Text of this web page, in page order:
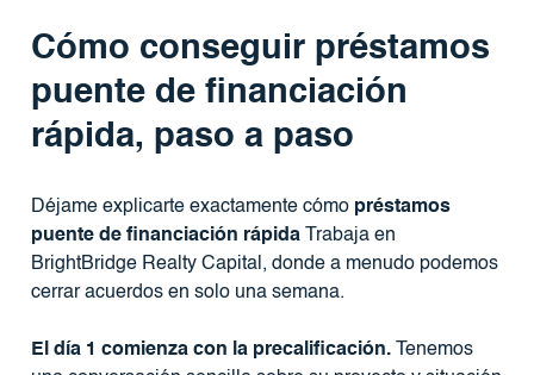
Cómo conseguir préstamos
puente de financiación
rápida, paso a paso
Déjame explicarte exactamente cómo préstamos
puente de financiación rápidaTrabaja en
BrightBridge Realty Capital, donde a menudo podemos
cerrar acuerdos en solo una semana.
El día 1 comienza con la precalificación.Tenemos